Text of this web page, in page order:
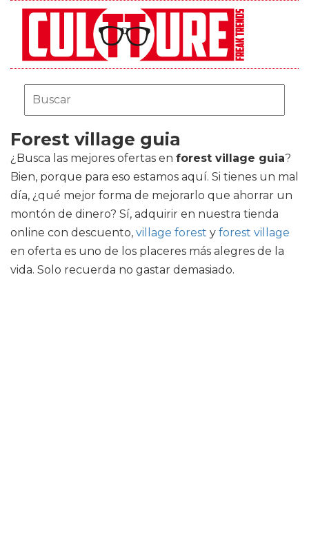
Forest village guia
¿Busca las mejores ofertas en forest village guia?
Bien, porque para eso estamos aquí. Si tienes un mal
día, ¿qué mejor forma de mejorarlo que ahorrar un
montón de dinero? Sí, adquirir en nuestra tienda
online con descuento, village forest y forest village
en oferta es uno de los placeres más alegres de la
vida. Solo recuerda no gastar demasiado.